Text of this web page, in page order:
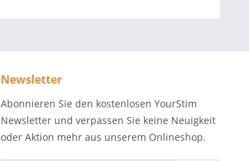
Newsletter
Abonnieren Sie den kostenlosen YourStim
Newsletter und verpassen Sie keine Neuigkeit
oder Aktion mehr aus unserem Onlineshop.